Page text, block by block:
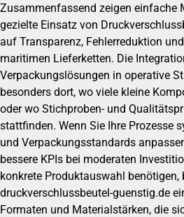
Zusammenfassend zeigen einfache
gezielte Einsatz von
auf Transparenz, Fehlerreduktion
maritimen Lieferketten. Die
Verpackungslösungen in operative
besonders dort, wo viele kleine
oder wo Stichproben- und
stattfinden. Wenn Sie Ihre Prozesse
und Verpackungsstandards
bessere KPIs bei moderaten
konkrete Produktauswahl benötigen,
druckverschlussbeutel-guenstig.de
Formaten und Materialstärken, die